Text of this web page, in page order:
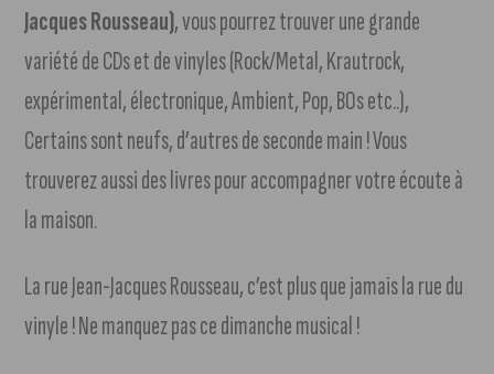
Jacques Rousseau), vous pourrez trouver une grande
variété de CDs et de vinyles (Rock/Metal, Krautrock,
expérimental, électronique, Ambient, Pop, BOs etc..),
Certains sont neufs, d’autres de seconde main ! Vous
trouverez aussi des livres pour accompagner votre écoute à
la maison.
La rue Jean-Jacques Rousseau, c’est plus que jamais la rue du
vinyle ! Ne manquez pas ce dimanche musical !